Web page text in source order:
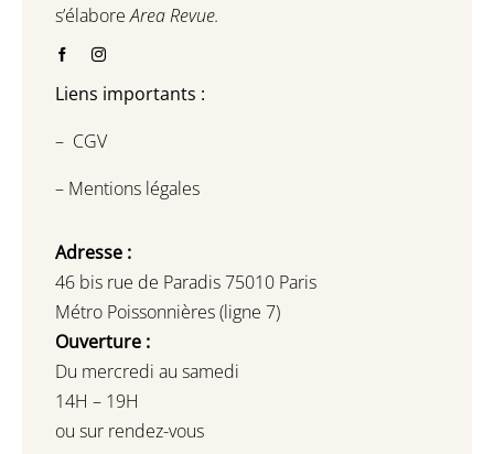
s’élaboreArea Revue.
Liens importants :
– CGV
– Mentions légales
Adresse :
46 bis rue de Paradis 75010 Paris
Métro Poissonnières (ligne 7)
Ouverture :
Du mercredi au samedi
14H – 19H
ou sur rendez-vous